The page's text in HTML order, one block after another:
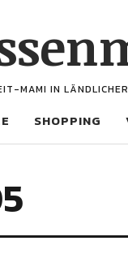
MAMI IN
SHOPPING